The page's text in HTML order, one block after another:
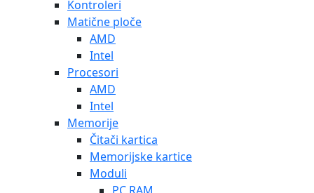
Kontroleri
Matične ploče
AMD
Intel
Procesori
AMD
Intel
Memorije
Čitači kartica
Memorijske kartice
Moduli